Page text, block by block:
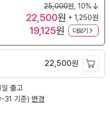
25,000원, 10%
22,500원 + 1,250원
19,125원 더보기
22,500원
출고
31 기준) 변경